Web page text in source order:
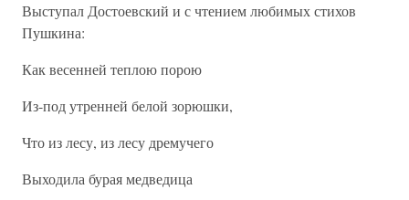
Выступал Достоевский и с чтением любимых стихов
Пушкина:
Как весенней теплою порою
Из-под утренней белой зорюшки,
Что из лесу, из лесу дремучего
Выходила бурая медведица